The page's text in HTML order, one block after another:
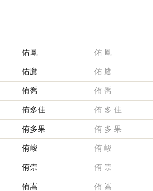
佑鳳 佑 鳳
佑鷹 佑 鷹
侑喬 侑 喬
侑多佳 侑 多 佳
侑多果 侑 多 果
侑峻 侑 峻
侑崇 侑 崇
侑嵩 侑 嵩